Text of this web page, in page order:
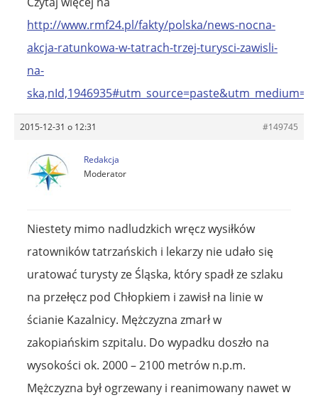
http://www.rmf24.pl/fakty/polska/news-nocna-
akcja-ratunkowa-w-tatrach-trzej-turysci-zawisli-
na-
2015-12-31 o 12:31 #149745
Redakcja
Moderator
Niestety mimo nadludzkich wręcz wysiłków
ratowników tatrzańskich i lekarzy nie udało się
uratować turysty ze Śląska, który spadł ze szlaku
na przełęcz pod Chłopkiem i zawisł na linie w
ścianie Kazalnicy. Mężczyzna zmarł w
zakopiańskim szpitalu. Do wypadku doszło na
wysokości ok. 2000 – 2100 metrów n.p.m.
Mężczyzna był ogrzewany i reanimowany nawet w